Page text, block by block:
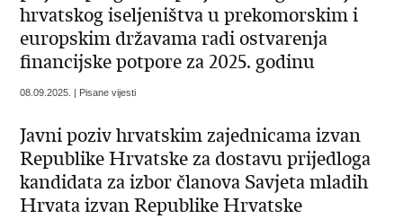
hrvatskog iseljeništva u prekomorskim i
europskim državama radi ostvarenja
financijske potpore za 2025. godinu
08.09.2025. | Pisane vijesti
Javni poziv hrvatskim zajednicama izvan
Republike Hrvatske za dostavu prijedloga
kandidata za izbor članova Savjeta mladih
Hrvata izvan Republike Hrvatske